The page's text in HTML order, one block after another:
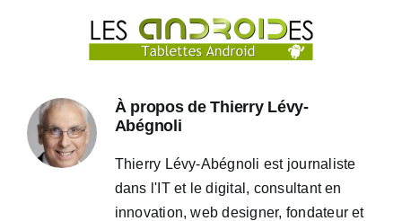
À propos deThierry Lévy-
Abégnoli
Thierry Lévy-Abégnoli est journaliste
dans l'IT et le digital, consultant en
innovation, web designer, fondateur et